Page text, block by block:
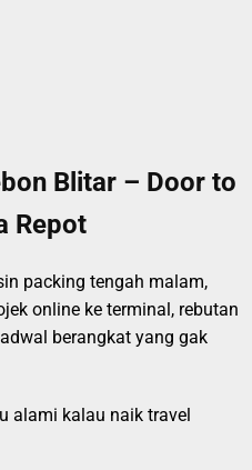
Blitar – Door to
Repot
packing tengah malam,
online ke terminal, rebutan
berangkat yang gak
alami kalau naik travel